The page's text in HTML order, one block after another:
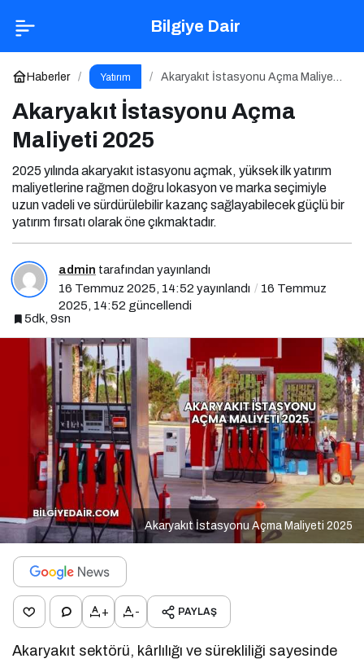
Bilgiye Dair
Haberler Yatırım
Akaryakıt İstasyonu Açma Maliyeti
Akaryakıt İstasyonu Açma
Maliyeti 2025
2025 yılında akaryakıt istasyonu açmak, yüksek ilk yatırım
maliyetlerine rağmen doğru lokasyon ve marka seçimiyle
uzun vadeli ve sürdürülebilir kazanç sağlayabilecek güçlü bir
yatırım fırsatı olarak öne çıkmaktadır.
admin tarafından yayınlandı
16 Temmuz 2025, 14:52 yayınlandı
16 Temmuz
2025, 14:52 güncellendi
5dk, 9sn
Akaryakıt İstasyonu Açma Maliyeti 2025
+ - PAYLAŞ
Akaryakıt sektörü, kârlılığı ve sürekliliği sayesinde
Akaryakıt İstasyonu Açma Maliyeti 2025